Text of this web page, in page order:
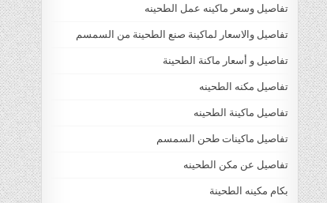
تفاصيل وسعر ماكينه عمل الطحينه
تفاصيل والاسعار لماكينة صنع الطحينة من السمسم
تفاصيل و أسعار ماكنة الطحينة
تفاصيل مكنه الطحينه
تفاصيل ماكينة الطحينه
تفاصيل ماكينات طحن السمسم
تفاصيل عن مكن الطحينه
بكام مكينه الطحينة